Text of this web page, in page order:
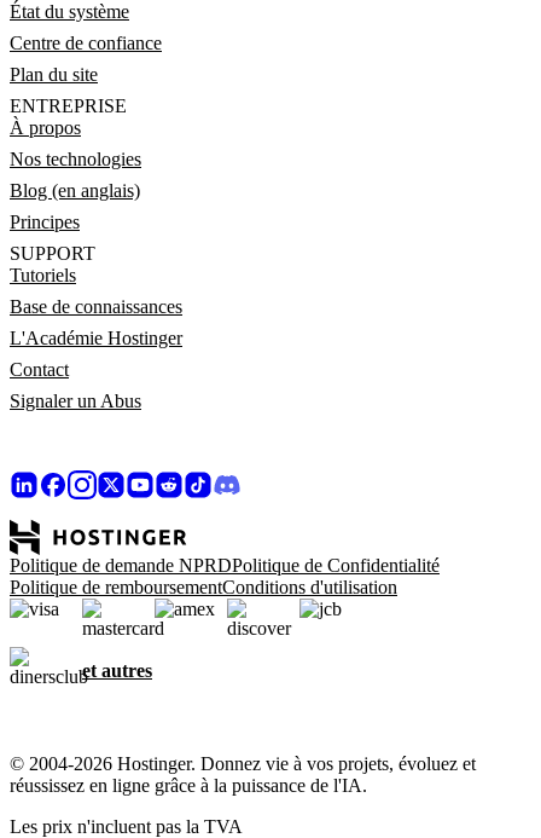
État du système
Centre de confiance
Plan du site
ENTREPRISE
À propos
Nos technologies
Blog (en anglais)
Principes
SUPPORT
Tutoriels
Base de connaissances
L'Académie Hostinger
Contact
Signaler un Abus
Politique de demande NPRDPolitique de Confidentialité
Politique de remboursementConditions d'utilisation
et autres
© 2004-2026 Hostinger. Donnez vie à vos projets, évoluez et
réussissez en ligne grâce à la puissance de l'IA.
Les prix n'incluent pas la TVA